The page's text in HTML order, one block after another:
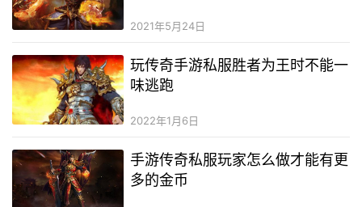
2021年5月24日
玩传奇手游私服胜者为王时不能一
味逃跑
2022年1月6日
手游传奇私服玩家怎么做才能有更
多的金币